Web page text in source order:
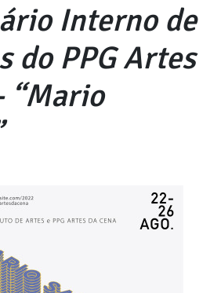
Interno de
do PPG Artes
“Mario